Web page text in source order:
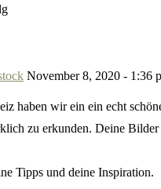
November 8, 2020 - 1:36
haben wir ein ein echt
zu erkunden. Deine Bilder
Tipps und deine Inspiration.